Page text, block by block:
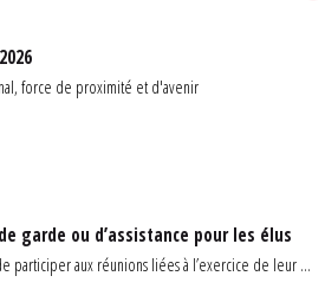
force de proximité et d'avenir
garde ou d’assistance pour les élus
participer aux réunions liées à l’exercice de leur ...